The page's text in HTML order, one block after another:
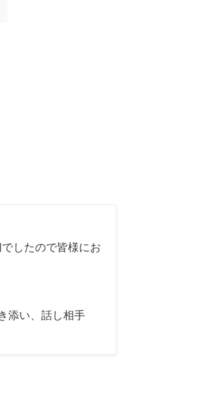
したので皆様にお
添い、話し相手